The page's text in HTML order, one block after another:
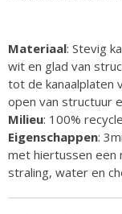
Materiaal: Stevig
wit en glad van
tot de kanaalplaten
open van structuur
Milieu: 100%
Eigenschappen:
met hiertussen een
straling, water en